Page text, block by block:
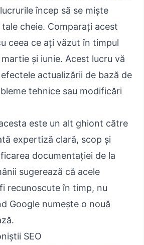
încep să se miște
cheie. Comparați acest
ceea ce ați văzut în timpul
și iunie. Acest lucru vă
actualizării de bază de
tehnice sau modificări
este un alt ghiont către
expertiză clară, scop și
documentației de la
sugerează că acele
recunoscute în timp, nu
Google numește o nouă
SEO